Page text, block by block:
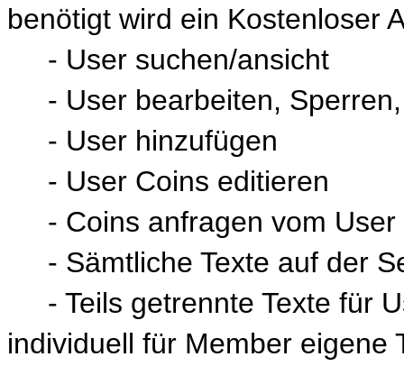
benötigt wird ein Kostenloser
- User suchen/ansicht
- User bearbeiten, Sperren,
- User hinzufügen
- User Coins editieren
- Coins anfragen vom User
- Sämtliche Texte auf der
- Teils getrennte Texte für
individuell für Member eigene